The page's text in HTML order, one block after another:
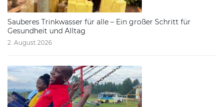
Sauberes Trinkwasser für alle – Ein großer Schritt für
Gesundheit und Alltag
2. August 2026